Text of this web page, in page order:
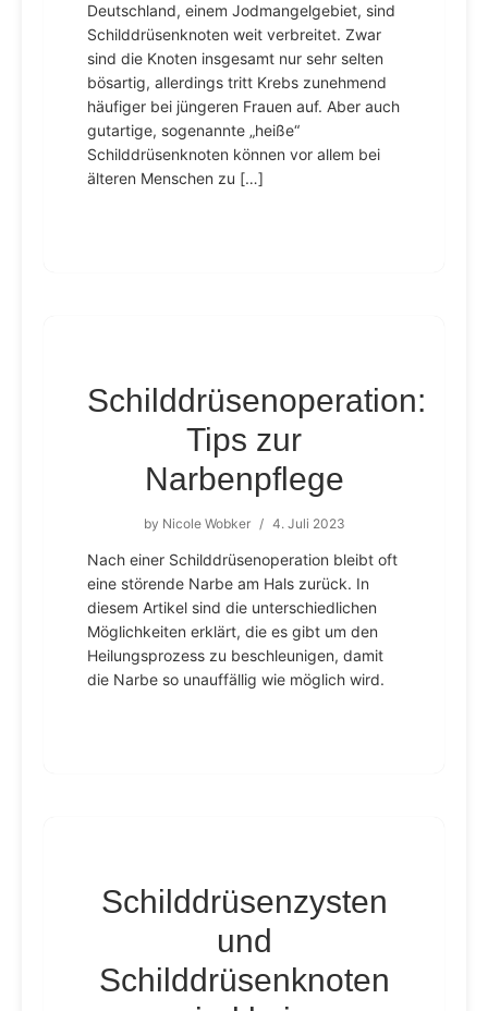
Deutschland, einem Jodmangelgebiet, sind
Schilddrüsenknoten weit verbreitet. Zwar
sind die Knoten insgesamt nur sehr selten
bösartig, allerdings tritt Krebs zunehmend
häufiger bei jüngeren Frauen auf. Aber auch
gutartige, sogenannte „heiße“
Schilddrüsenknoten können vor allem bei
älteren Menschen zu […]
Schilddrüsenoperation:
Tips zur
Narbenpflege
by Nicole Wobker / 4. Juli 2023
Nach einer Schilddrüsenoperation bleibt oft
eine störende Narbe am Hals zurück. In
diesem Artikel sind die unterschiedlichen
Möglichkeiten erklärt, die es gibt um den
Heilungsprozess zu beschleunigen, damit
die Narbe so unauffällig wie möglich wird.
Schilddrüsenzysten
und
Schilddrüsenknoten